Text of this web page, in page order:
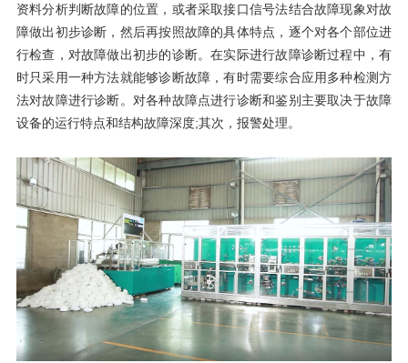
资料分析判断故障的位置，或者采取接口信号法结合故障现象对故
障做出初步诊断，然后再按照故障的具体特点，逐个对各个部位进
行检查，对故障做出初步的诊断。在实际进行故障诊断过程中，有
时只采用一种方法就能够诊断故障，有时需要综合应用多种检测方
法对故障进行诊断。对各种故障点进行诊断和鉴别主要取决于故障
设备的运行特点和结构故障深度;其次，报警处理。